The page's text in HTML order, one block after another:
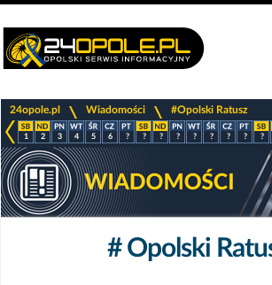
24opole.pl Wiadomości #Opolski Ratusz
1 2 3 4 5 6 ? ? ? ? ? ? ? ? ?
# Opolski